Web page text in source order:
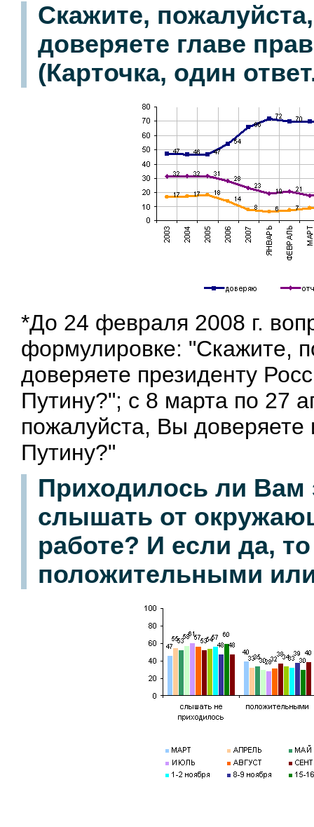
Скажите,
доверяете главе
(Карточка, один
*До 24 февраля 2008 г.
формулировке: "Скажите,
доверяете президенту
Путину?"; с 8 марта по 27
пожалуйста, Вы
Путину?"
Приходилось ли
слышать от
работе? И если да,
положительными